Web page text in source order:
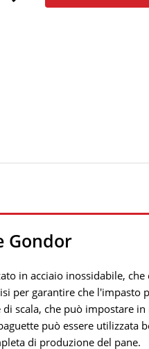
Gondor
in acciaio inossidabile,
per garantire che
scala, che può impostare
può essere
di produzione del pane.